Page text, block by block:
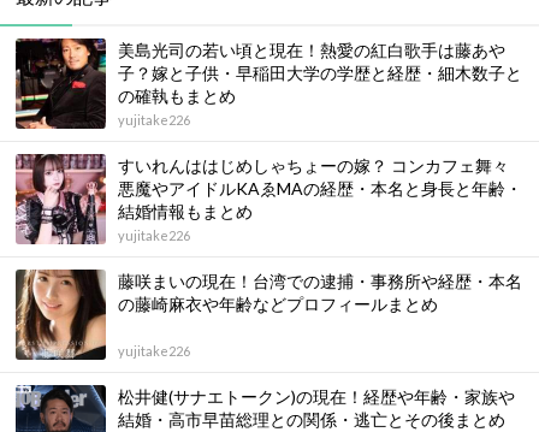
美島光司の若い頃と現在！熱愛の紅白歌手は藤あや
子？嫁と子供・早稲田大学の学歴と経歴・細木数子と
の確執もまとめ
yujitake226
すいれんははじめしゃちょーの嫁？ コンカフェ舞々
悪魔やアイドルKAゑMAの経歴・本名と身長と年齢・
結婚情報もまとめ
yujitake226
藤咲まいの現在！台湾での逮捕・事務所や経歴・本名
の藤崎麻衣や年齢などプロフィールまとめ
yujitake226
松井健(サナエトークン)の現在！経歴や年齢・家族や
結婚・高市早苗総理との関係・逃亡とその後まとめ